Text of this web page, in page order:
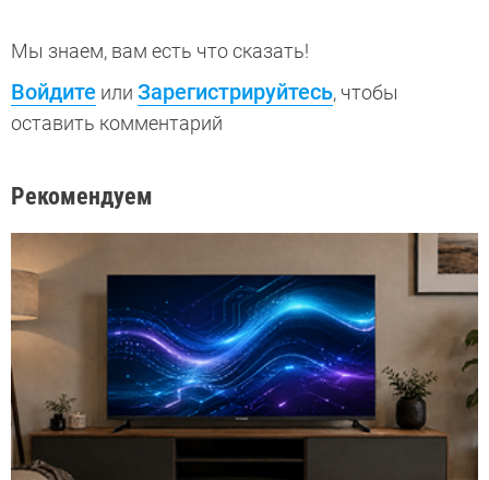
Мы знаем, вам есть что сказать!
Войдите или Зарегистрируйтесь, чтобы
оставить комментарий
Рекомендуем